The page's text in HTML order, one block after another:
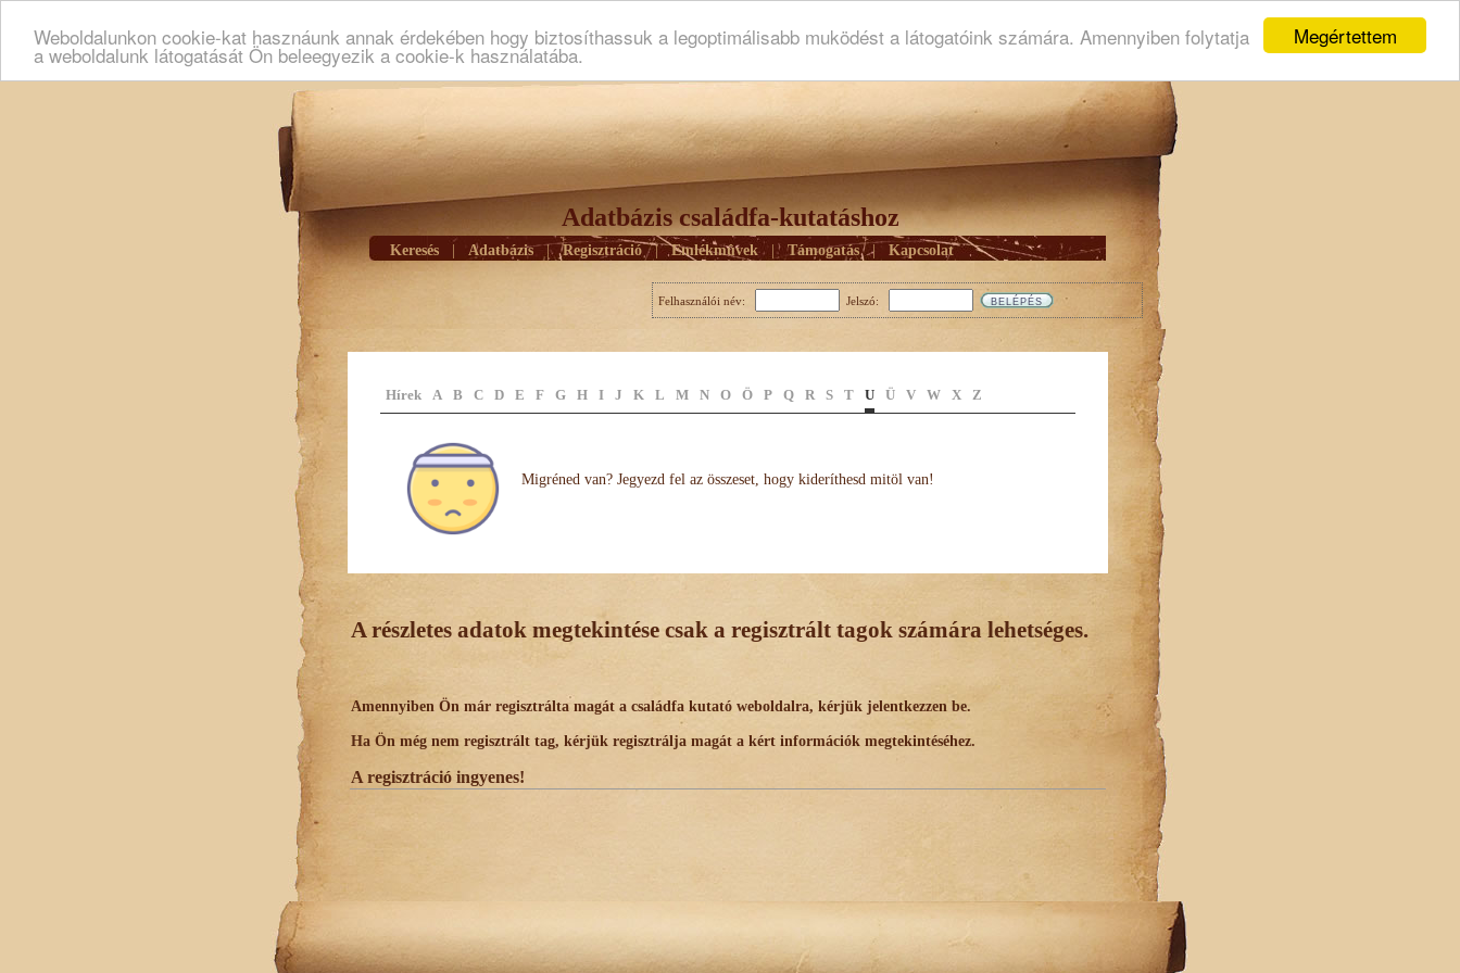
Megértettem
Weboldalunkon cookie-kat hasznáunk annak érdekében hogy biztosíthassuk a legoptimálisabb muködést a látogatóink számára. Amennyiben folytatja
a weboldalunk látogatását Ön beleegyezik a cookie-k használatába.
Adatbázis családfa-kutatáshoz
Keresés Adatbázis | Regisztráció | Emlékmûvek | Támogatás | Kapcsolat
Felhasználói név: Jelszó:
Hírek A B C D E F G H I J K L M N O Ö P Q R S T U Ü V W X Z
Migréned van? Jegyezd fel az összeset, hogy kideríthesd mitöl van!
A részletes adatok megtekintése csak a regisztrált tagok számára lehetséges.
Amennyiben Ön már regisztrálta magát a családfa kutató weboldalra, kérjük jelentkezzen be.
Ha Ön még nem regisztrált tag, kérjük regisztrálja magát a kért információk megtekintéséhez.
A regisztráció ingyenes!